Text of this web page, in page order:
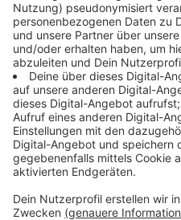
Wenn eine Ausstellung
wegen des Lockdowns,
den Menschen nach
der Sonderausstellung
Westmünsterland
komplett digital erlebbar
weihnachten-im-kult.de.
was die Menschen in den
Jahrzehnten seit 1900 zu
Anzeige